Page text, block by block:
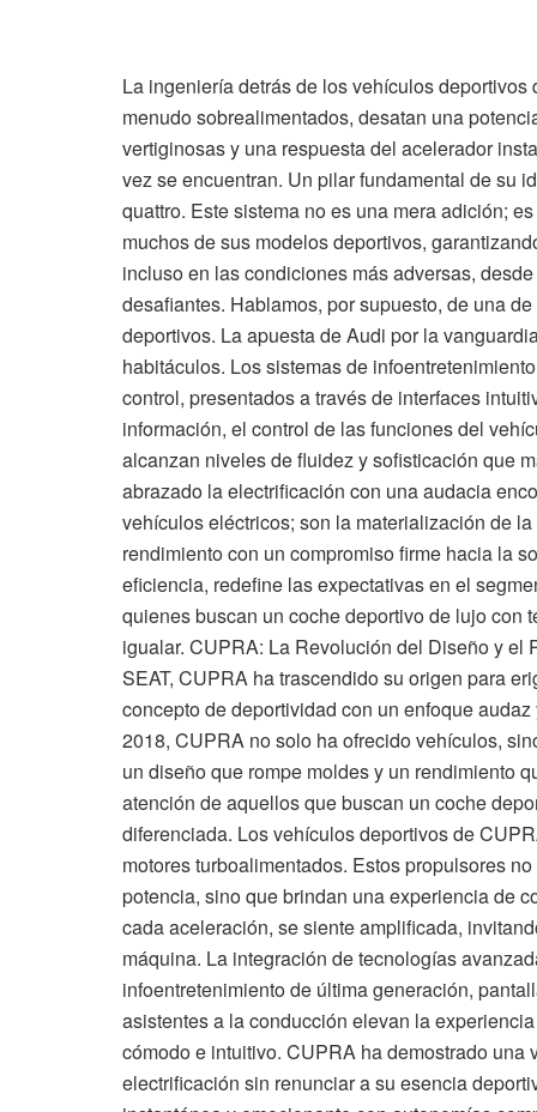
La ingeniería detrás de los vehículos
menudo sobrealimentados, desatan una
vertiginosas y una respuesta del acelerador
vez se encuentran. Un pilar fundamental de su
quattro. Este sistema no es una mera adición;
muchos de sus modelos deportivos,
incluso en las condiciones más adversas,
desafiantes. Hablamos, por supuesto, de una
deportivos. La apuesta de Audi por la
habitáculos. Los sistemas de
control, presentados a través de interfaces
información, el control de las funciones del
alcanzan niveles de fluidez y sofisticación que
abrazado la electrificación con una audacia
vehículos eléctricos; son la materialización de
rendimiento con un compromiso firme hacia la
eficiencia, redefine las expectativas en el
quienes buscan un coche deportivo de lujo con
igualar. CUPRA: La Revolución del Diseño y
SEAT, CUPRA ha trascendido su origen para
concepto de deportividad con un enfoque
2018, CUPRA no solo ha ofrecido vehículos,
un diseño que rompe moldes y un rendimiento
atención de aquellos que buscan un coche
diferenciada. Los vehículos deportivos de
motores turboalimentados. Estos propulsores
potencia, sino que brindan una experiencia de
cada aceleración, se siente amplificada,
máquina. La integración de tecnologías
infoentretenimiento de última generación,
asistentes a la conducción elevan la
cómodo e intuitivo. CUPRA ha demostrado
electrificación sin renunciar a su esencia